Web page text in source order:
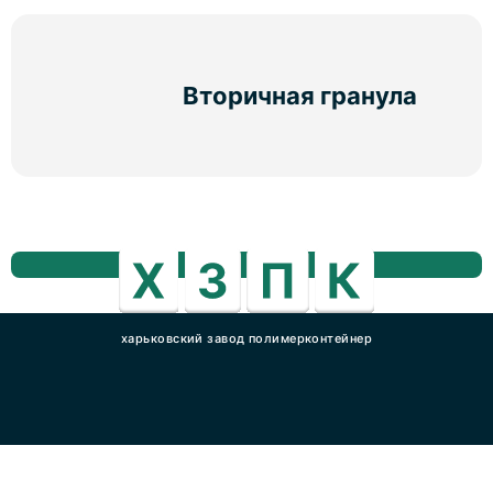
Вторичная гранула
харьковский завод полимерконтейнер